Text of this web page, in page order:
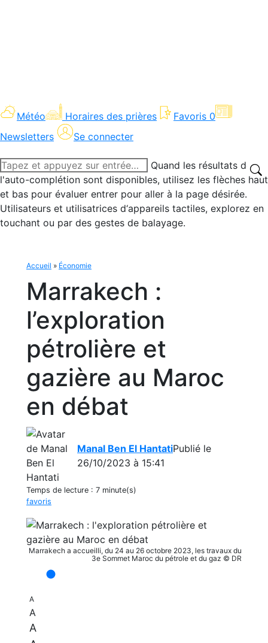
Météo Horaires des prières Favoris 0
Newsletters
Se connecter
Recherche
:
Quand les résultats de
l'auto-complétion sont disponibles, utilisez les flèches haut
et bas pour évaluer entrer pour aller à la page désirée.
Utilisateurs et utilisatrices d‘appareils tactiles, explorez en
touchant ou par des gestes de balayage.
Accueil » Économie
Marrakech :
l’exploration
pétrolière et
gazière au Maroc
en débat
Manal Ben El HantatiPublié le
26/10/2023 à 15:41
Temps de lecture : 7 minute(s)
favoris
Marrakech a accueilli, du 24 au 26 octobre 2023, les travaux du
3e Sommet Maroc du pétrole et du gaz © DR
A
A
A